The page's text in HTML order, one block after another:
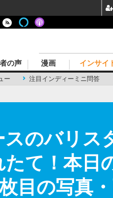
ー 注目インディーミニ問答
の声 漫画 インサイ
のバリス
て！本日
目の写真